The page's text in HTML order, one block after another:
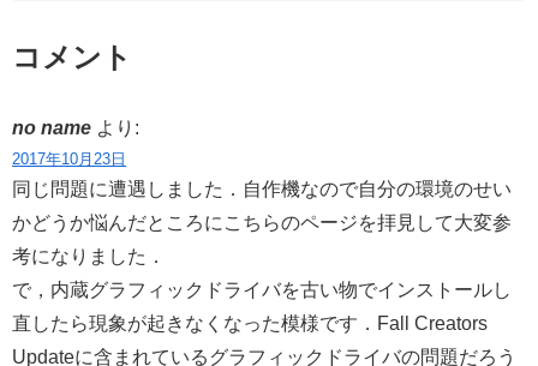
コメント
no name より:
2017年10月23日
同じ問題に遭遇しました．自作機なので自分の環境のせい
かどうか悩んだところにこちらのページを拝見して大変参
考になりました．
で，内蔵グラフィックドライバを古い物でインストールし
直したら現象が起きなくなった模様です．Fall Creators
Updateに含まれているグラフィックドライバの問題だろう